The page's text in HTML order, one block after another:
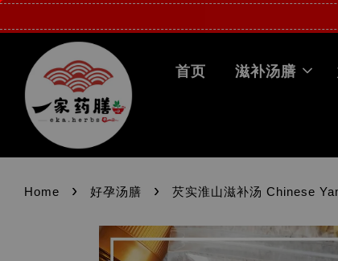
首页 滋补汤膳
Home › 好孕汤膳 › 芡实淮山滋补汤 Chinese